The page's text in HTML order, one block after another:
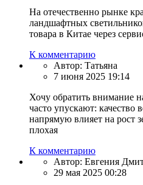
На отечественно рынке
ландшафтных
товара в Китае через
К комментарию
Автор: Татьяна
7 июня 2025 19:14
Хочу обратить внимание
часто упускают: качество
напрямую влияет на рост
плохая
К комментарию
Автор: Евгения
29 мая 2025 00:28